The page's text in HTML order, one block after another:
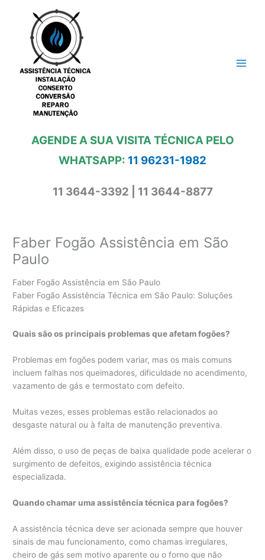
conteúdo
AGENDE A SUA VISITA TÉCNICA PELO
WHATSAPP: 11 96231-1982
11 3644-3392 | 11 3644-8877
Faber Fogão Assistência em São
Paulo
Faber Fogão Assistência em São Paulo
Faber Fogão Assistência Técnica em São Paulo: Soluções
Rápidas e Eficazes
Quais são os principais problemas que afetam fogões?
Problemas em fogões podem variar, mas os mais comuns
incluem falhas nos queimadores, dificuldade no acendimento,
vazamento de gás e termostato com defeito.
Muitas vezes, esses problemas estão relacionados ao
desgaste natural ou à falta de manutenção preventiva.
Além disso, o uso de peças de baixa qualidade pode acelerar o
surgimento de defeitos, exigindo assistência técnica
especializada.
Quando chamar uma assistência técnica para fogões?
A assistência técnica deve ser acionada sempre que houver
sinais de mau funcionamento, como chamas irregulares,
cheiro de gás sem motivo aparente ou o forno que não